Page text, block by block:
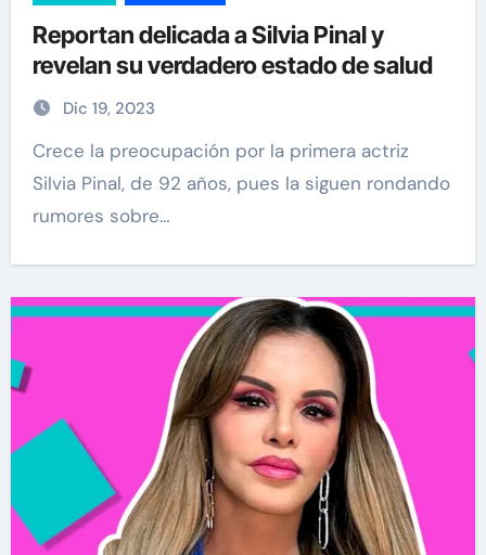
Reportan delicada a Silvia Pinal y
revelan su verdadero estado de salud
Dic 19, 2023
Crece la preocupación por la primera actriz
Silvia Pinal, de 92 años, pues la siguen rondando
rumores sobre…